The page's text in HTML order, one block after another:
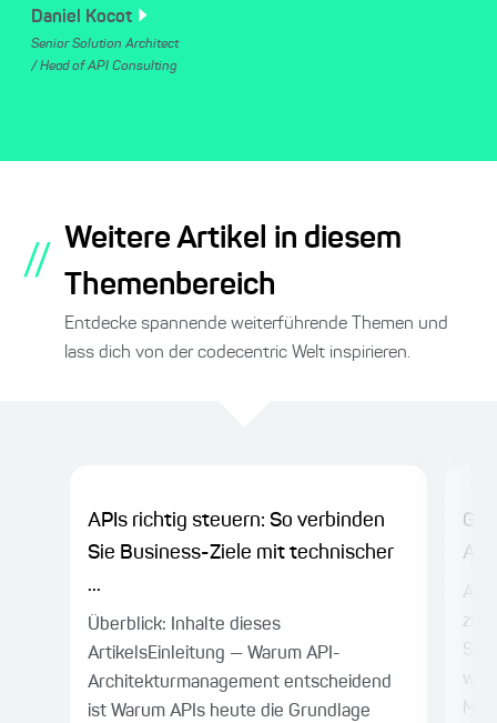
Daniel Kocot
Senior Solution Architect
/ Head of API Consulting
//
Weitere Artikel in diesem
Themenbereich
Entdecke spannende weiterführende Themen und
lass dich von der codecentric Welt inspirieren.
APIs richtig steuern: So verbinden
Sie Business-Ziele mit technischer
...
Überblick: Inhalte dieses
ArtikelsEinleitung — Warum API-
Architekturmanagement entscheidend
ist Warum APIs heute die Grundlage
wir